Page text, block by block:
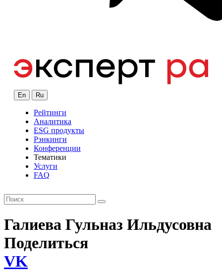
En Ru
Рейтинги
Аналитика
ESG продукты
Рэнкинги
Конференции
Тематики
Услуги
FAQ
Галиева Гульназ Ильдусовна
Поделиться
VK